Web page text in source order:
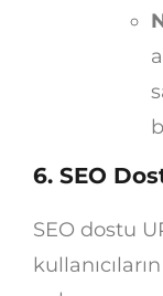
6. SEO
SEO dostu